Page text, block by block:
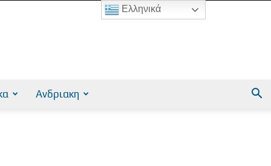
Ανδριακη
Ελληνικά